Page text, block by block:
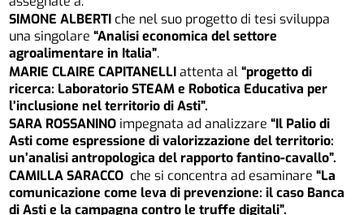
SIMONE ALBERTI che nel suo progetto di tesi sviluppa
una singolare“Analisi economica del settore
agroalimentare in Italia”.
MARIE CLAIRE CAPITANELLIattenta al“progetto di
ricerca: Laboratorio STEAM e Robotica Educativa per
l’inclusione nel territorio di Asti”.
SARA ROSSANINO impegnata ad analizzare “Il Palio di
Asti come espressione di valorizzazione del territorio:
un’analisi antropologica del rapporto fantino-cavallo”.
CAMILLA SARACCO che si concentra ad esaminare “La
comunicazione come leva di prevenzione: il caso Banca
di Asti e la campagna contro le truffe digitali”.